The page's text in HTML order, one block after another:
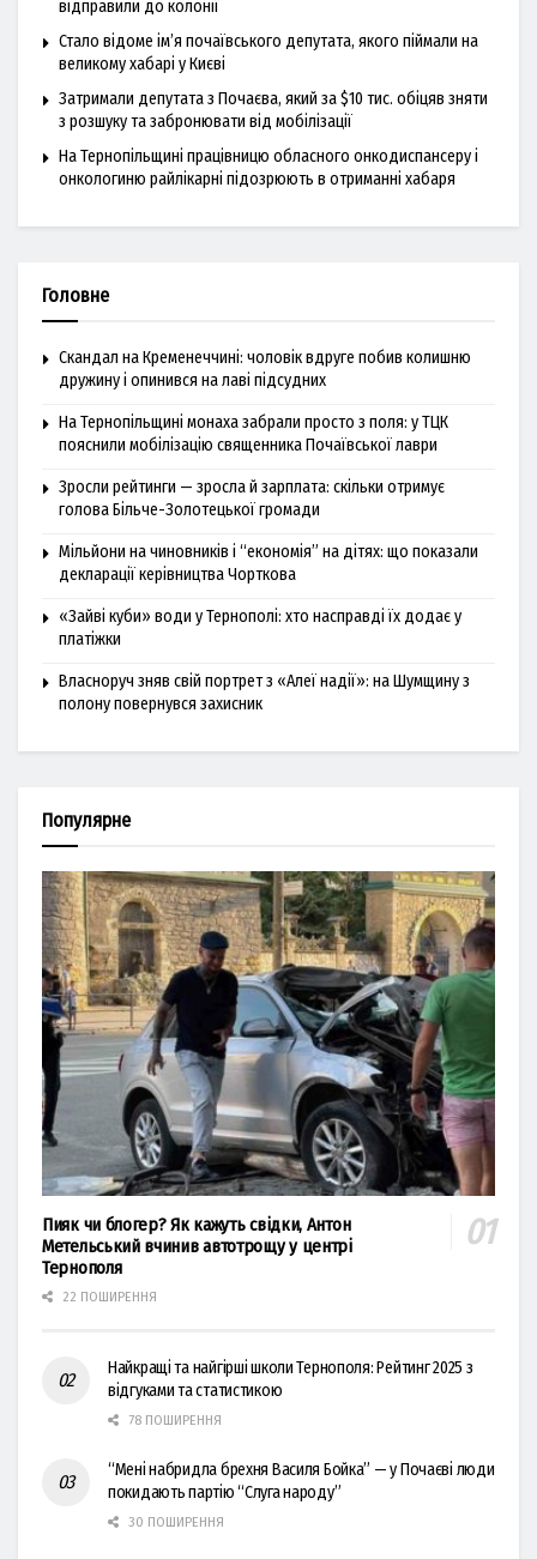
відправили до колонії
Стало відоме ім’я почаївського депутата, якого піймали на
великому хабарі у Києві
Затримали депутата з Почаєва, який за $10 тис. обіцяв зняти
з розшуку та забронювати від мобілізації
На Тернопільщині працівницю обласного онкодиспансеру і
онкологиню райлікарні підозрюють в отриманні хабаря
Головне
Скандал на Кременеччині: чоловік вдруге побив колишню
дружину і опинився на лаві підсудних
На Тернопільщині монаха забрали просто з поля: у ТЦК
пояснили мобілізацію священника Почаївської лаври
Зросли рейтинги — зросла й зарплата: скільки отримує
голова Більче-Золотецької громади
Мільйони на чиновників і “економія” на дітях: що показали
декларації керівництва Чорткова
«Зайві куби» води у Тернополі: хто насправді їх додає у
платіжки
Власноруч зняв свій портрет з «Алеї надії»: на Шумщину з
полону повернувся захисник
Популярне
Пияк чи блогер? Як кажуть свідки, Антон
Метельський вчинив автотрощу у центрі
Тернополя
22 ПОШИРЕННЯ
Найкращі та найгірші школи Тернополя: Рейтинг 2025 з
відгуками та статистикою
78 ПОШИРЕННЯ
“Мені набридла брехня Василя Бойка” — у Почаєві люди
покидають партію “Слуга народу”
30 ПОШИРЕННЯ